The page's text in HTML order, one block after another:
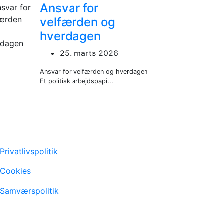
Ansvar for
velfærden og
hverdagen
25. marts 2026
Ansvar for velfærden og hverdagen
Et politisk arbejdspapi...
Privatlivspolitik
Cookies
Samværspolitik